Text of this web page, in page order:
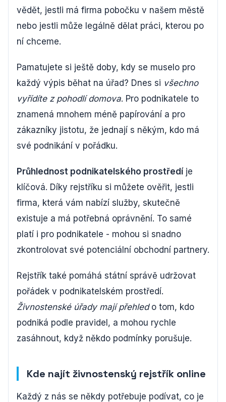
vědět, jestli má firma pobočku v našem městě
nebo jestli může legálně dělat práci, kterou po
ní chceme.
Pamatujete si ještě doby, kdy se muselo pro
každý výpis běhat na úřad? Dnes si všechno
vyřídíte z pohodlí domova. Pro podnikatele to
znamená mnohem méně papírování a pro
zákazníky jistotu, že jednají s někým, kdo má
své podnikání v pořádku.
Průhlednost podnikatelského prostředíje
klíčová. Díky rejstříku si můžete ověřit, jestli
firma, která vám nabízí služby, skutečně
existuje a má potřebná oprávnění. To samé
platí i pro podnikatele - mohou si snadno
zkontrolovat své potenciální obchodní partnery.
Rejstřík také pomáhá státní správě udržovat
pořádek v podnikatelském prostředí.
Živnostenské úřady mají přehledo tom, kdo
podniká podle pravidel, a mohou rychle
zasáhnout, když někdo podmínky porušuje.
Kde najít živnostenský rejstřík online
Každý z nás se někdy potřebuje podívat, co je